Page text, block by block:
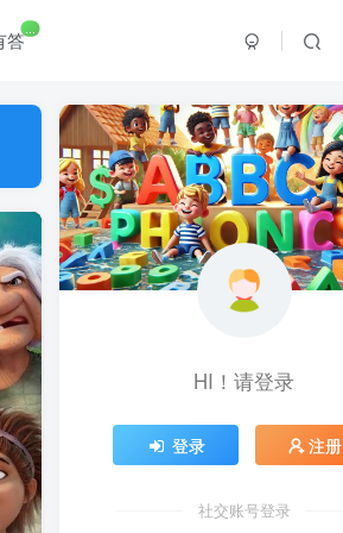
答
HI！请登录
登录 注册
社交账号登录